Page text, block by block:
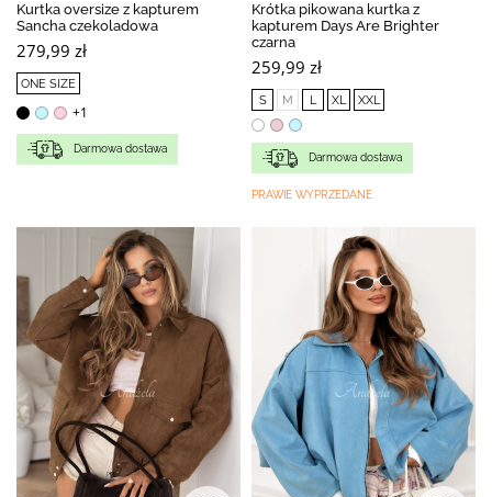
Kurtka oversize z kapturem
Sancha czekoladowa
279,99 zł
ONE SIZE
+1
Darmowa dostawa
Krótka pikowana kurtka z
kapturem Days Are Brighter
czarna
259,99 zł
S M L XL XXL
Darmowa dostawa
PRAWIE WYPRZEDANE